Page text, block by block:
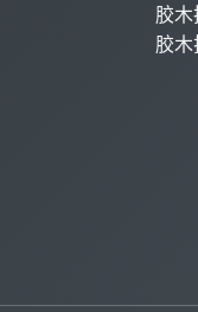
胶
胶